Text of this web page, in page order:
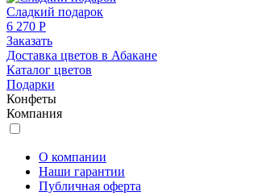
Сладкий подарок
6 270 Р
Заказать
Доставка цветов в Абакане
Каталог цветов
Подарки
Конфеты
Компания
О компании
Наши гарантии
Публичная оферта